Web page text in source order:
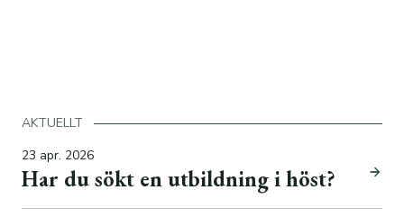
AKTUELLT
23 apr. 2026
Har du sökt en utbildning i höst?